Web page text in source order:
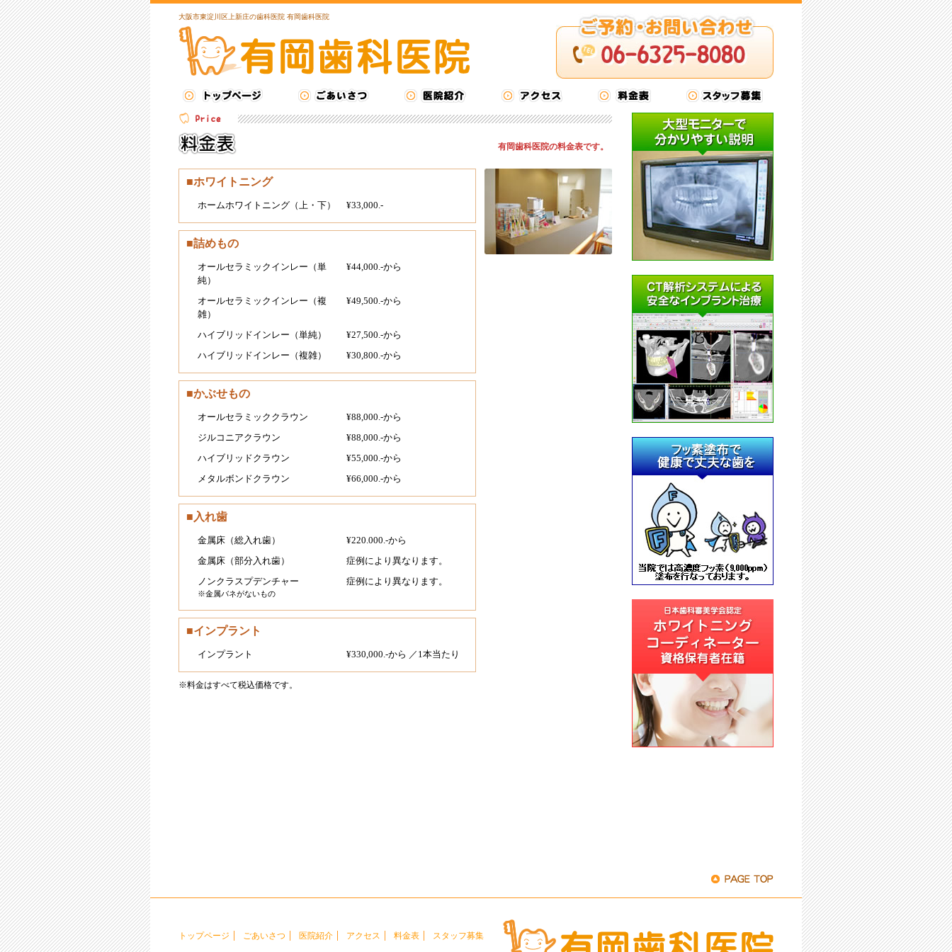
大阪市東淀川区上新庄の歯科医院 有岡歯科医院
有岡歯科医院の料金表です。
■ホワイトニング
ホームホワイトニング（上・下） ¥33,000.-
■詰めもの
オールセラミックインレー（単
純）
¥44,000.-から
オールセラミックインレー（複
雑）
¥49,500.-から
ハイブリッドインレー（単純）
¥27,500.-から
ハイブリッドインレー（複雑）
¥30,800.-から
■かぶせもの
オールセラミッククラウン
¥88,000.-から
ジルコニアクラウン
¥88,000.-から
ハイブリッドクラウン
¥55,000.-から
メタルボンドクラウン
¥66,000.-から
■入れ歯
金属床（総入れ歯）
¥220.000.-から
金属床（部分入れ歯）
症例により異なります。
ノンクラスプデンチャー
※金属バネがないもの
症例により異なります。
■インプラント
インプラント ¥330,000.-から ／1本当たり
※料金はすべて税込価格です。
トップページ ごあいさつ 医院紹介 アクセス 料金表 スタッフ募集